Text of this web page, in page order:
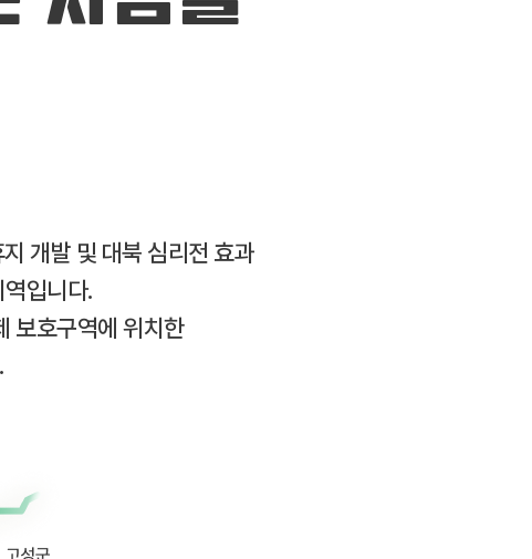
개발 및 대북 심리전 효과
입니다.
보호구역에 위치한